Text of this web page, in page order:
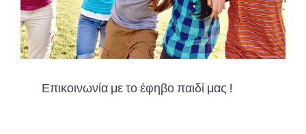
Επικοινωνία με το έφηβο παιδί μας !